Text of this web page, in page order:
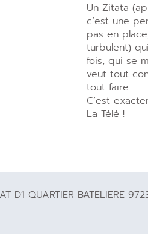
Un Zitata
c’est une
pas en
turbulent)
fois, qui se
veut tout
tout faire.
C’est
La Télé !
D1 QUARTIER BATELIERE